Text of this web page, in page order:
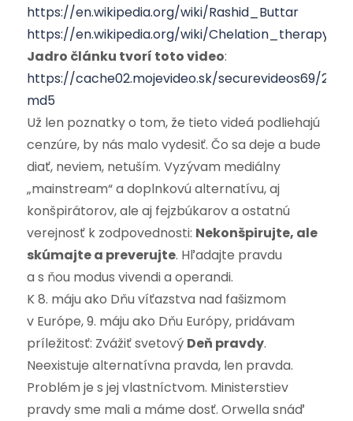
https://en.wikipedia.org/wiki/Rashid_Buttar
https://en.wikipedia.org/wiki/
Jadro článku tvorí toto video:
https://cache02.mojevideo.sk/securevideos69/
md5
Už len poznatky o tom, že tieto videá podliehajú
cenzúre, by nás malo vydesiť. Čo sa deje a bude
diať, neviem, netuším. Vyzývam mediálny
„mainstream“ a doplnkovú alternatívu, aj
konšpirátorov, ale aj fejzbúkarov a ostatnú
verejnosť k zodpovednosti: Nekonšpirujte, ale
skúmajte a preverujte. Hľadajte pravdu
a s ňou modus vivendi a operandi.
K 8. máju ako Dňu víťazstva nad fašizmom
v Európe, 9. máju ako Dňu Európy, pridávam
príležitosť: Zvážiť svetový Deň pravdy.
Neexistuje alternatívna pravda, len pravda.
Problém je s jej vlastníctvom. Ministerstiev
pravdy sme mali a máme dosť. Orwella snáď